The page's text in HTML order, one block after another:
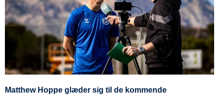
Matthew Hoppe glæder sig til de kommende